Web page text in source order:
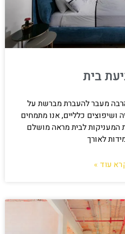
בית
מעבר להעברת מברשת על
ושיפוצים כלליים, אנו מתמחים
המעניקות לבית מראה מושלם
לאורך
עוד »